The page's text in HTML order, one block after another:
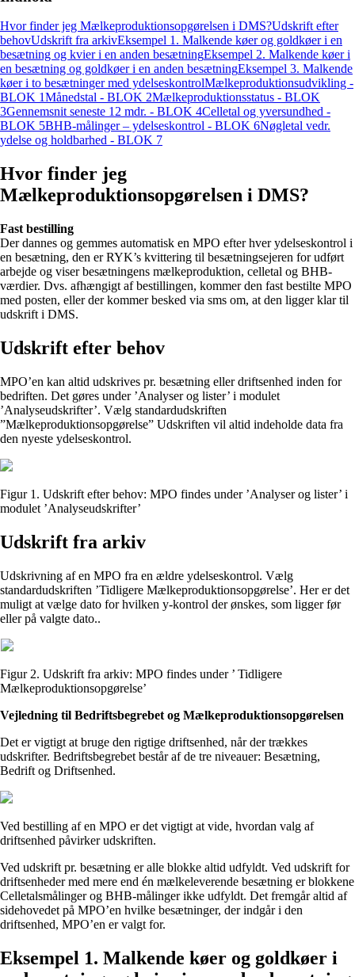
Hvor finder jeg Mælkeproduktionsopgørelsen i DMS?Udskrift efter
behovUdskrift fra arkivEksempel 1. Malkende køer og goldkøer i en
besætning og kvier i en anden besætningEksempel 2. Malkende køer i
en besætning og goldkøer i en anden besætningEksempel 3. Malkende
køer i to besætninger med ydelseskontrolMælkeproduktionsudvikling -
BLOK 1Månedstal - BLOK 2Mælkeproduktionsstatus - BLOK
3Gennemsnit seneste 12 mdr. - BLOK 4Celletal og yversundhed -
BLOK 5BHB-målinger – ydelseskontrol - BLOK 6Nøgletal vedr.
ydelse og holdbarhed - BLOK 7
Hvor finder jeg
Mælkeproduktionsopgørelsen i DMS?
Fast bestilling
Der dannes og gemmes automatisk en MPO efter hver ydelseskontrol i
en besætning, den er RYK’s kvittering til besætningsejeren for udført
arbejde og viser besætningens mælkeproduktion, celletal og BHB-
værdier. Dvs. afhængigt af bestillingen, kommer den fast bestilte MPO
med posten, eller der kommer besked via sms om, at den ligger klar til
udskrift i DMS.
Udskrift efter behov
MPO’en kan altid udskrives pr. besætning eller driftsenhed inden for
bedriften. Det gøres under ’Analyser og lister’ i modulet
’Analyseudskrifter’. Vælg standardudskriften
”Mælkeproduktionsopgørelse” Udskriften vil altid indeholde data fra
den nyeste ydelseskontrol.
Figur 1. Udskrift efter behov: MPO findes under ’Analyser og lister’ i
modulet ’Analyseudskrifter’
Udskrift fra arkiv
Udskrivning af en MPO fra en ældre ydelseskontrol. Vælg
standardudskriften ’Tidligere Mælkeproduktionsopgørelse’. Her er det
muligt at vælge dato for hvilken y-kontrol der ønskes, som ligger før
eller på valgte dato..
Figur 2. Udskrift fra arkiv: MPO findes under ’ Tidligere
Mælkeproduktionsopgørelse’
Vejledning til Bedriftsbegrebet og Mælkeproduktionsopgørelsen
Det er vigtigt at bruge den rigtige driftsenhed, når der trækkes
udskrifter. Bedriftsbegrebet består af de tre niveauer: Besætning,
Bedrift og Driftsenhed.
Ved bestilling af en MPO er det vigtigt at vide, hvordan valg af
driftsenhed påvirker udskriften.
Ved udskrift pr. besætning er alle blokke altid udfyldt. Ved udskrift for
driftsenheder med mere end én mælkeleverende besætning er blokkene
Celletalsmålinger og BHB-målinger ikke udfyldt. Det fremgår altid af
sidehovedet på MPO’en hvilke besætninger, der indgår i den
driftsenhed, MPO’en er valgt for.
Eksempel 1. Malkende køer og goldkøer i